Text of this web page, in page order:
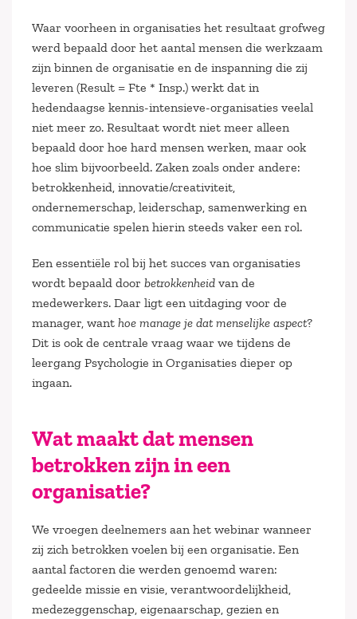
Waar voorheen in organisaties het resultaat grofweg
werd bepaald door het aantal mensen die werkzaam
zijn binnen de organisatie en de inspanning die zij
leveren (Result = Fte * Insp.) werkt dat in
hedendaagse kennis-intensieve-organisaties veelal
niet meer zo. Resultaat wordt niet meer alleen
bepaald door hoe hard mensen werken, maar ook
hoe slim bijvoorbeeld. Zaken zoals onder andere:
betrokkenheid, innovatie/creativiteit,
ondernemerschap, leiderschap, samenwerking en
communicatie spelen hierin steeds vaker een rol.
Een essentiële rol bij het succes van organisaties
wordt bepaald door betrokkenheid van de
medewerkers. Daar ligt een uitdaging voor de
manager, want hoe manage je dat menselijke aspect?
Dit is ook de centrale vraag waar we tijdens de
leergang Psychologie in Organisaties dieper op
ingaan.
Wat maakt dat mensen
betrokken zijn in een
organisatie?
We vroegen deelnemers aan het webinar wanneer
zij zich betrokken voelen bij een organisatie. Een
aantal factoren die werden genoemd waren:
gedeelde missie en visie, verantwoordelijkheid,
medezeggenschap, eigenaarschap, gezien en